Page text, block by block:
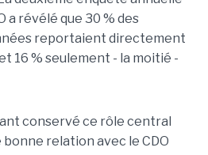
a révélé que 30 % des
reportaient directement
16 % seulement - la moitié -
conservé ce rôle central
relation avec le CDO